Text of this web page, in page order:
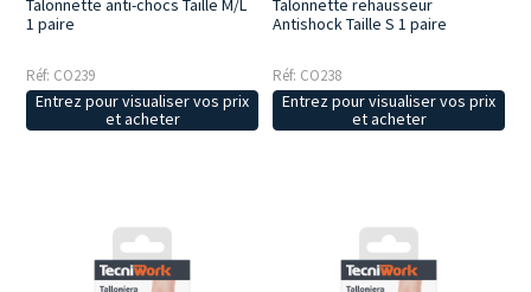
Talonnette anti-chocs Taille M/L
1 paire
Réf: CO239
Entrez pour visualiser vos prix
et acheter
Talonnette rehausseur
Antishock Taille S 1 paire
Réf: CO238
Entrez pour visualiser vos prix
et acheter